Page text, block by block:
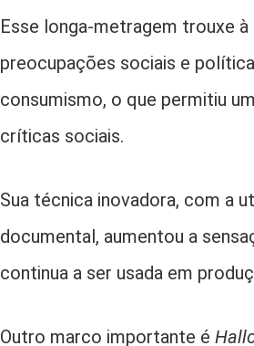
Esse longa-metragem trouxe
preocupações sociais e
consumismo, o que permitiu
críticas sociais.
Sua técnica inovadora, com a
documental, aumentou a
continua a ser usada em
Outro marco importante é